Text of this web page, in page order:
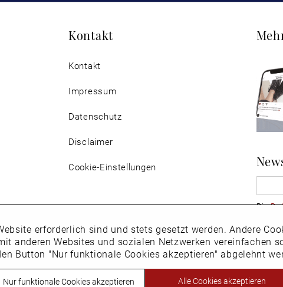
Kontakt
Kontakt
Impressum
Datenschutz
Disclaimer
Cookie-Einstellungen
Die
Hier
erforderlich sind und stets gesetzt werden. Andere
anderen Websites und sozialen Netzwerken vereinfachen
Button "Nur funktionale Cookies akzeptieren" abgelehnt
Nur funktionale Cookies akzeptieren Alle Cookies akzeptieren